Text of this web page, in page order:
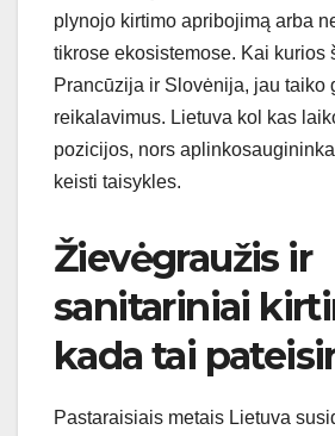
plynojo kirtimo apribojimą arba
tikrose ekosistemose. Kai kurios
Prancūzija ir Slovėnija, jau taiko
reikalavimus. Lietuva kol kas
pozicijos, nors
keisti taisykles.
Žievėgraužis ir
sanitariniai
kada tai
Pastaraisiais metais Lietuva